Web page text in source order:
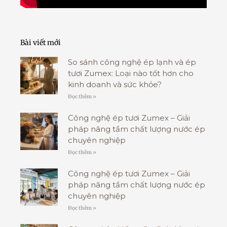
Bài viết mới
So sánh công nghệ ép lạnh và ép
tươi Zumex: Loại nào tốt hơn cho
kinh doanh và sức khỏe?
Đọc thêm »
Công nghệ ép tươi Zumex – Giải
pháp nâng tầm chất lượng nước ép
chuyên nghiệp
Đọc thêm »
Công nghệ ép tươi Zumex – Giải
pháp nâng tầm chất lượng nước ép
chuyên nghiệp
Đọc thêm »